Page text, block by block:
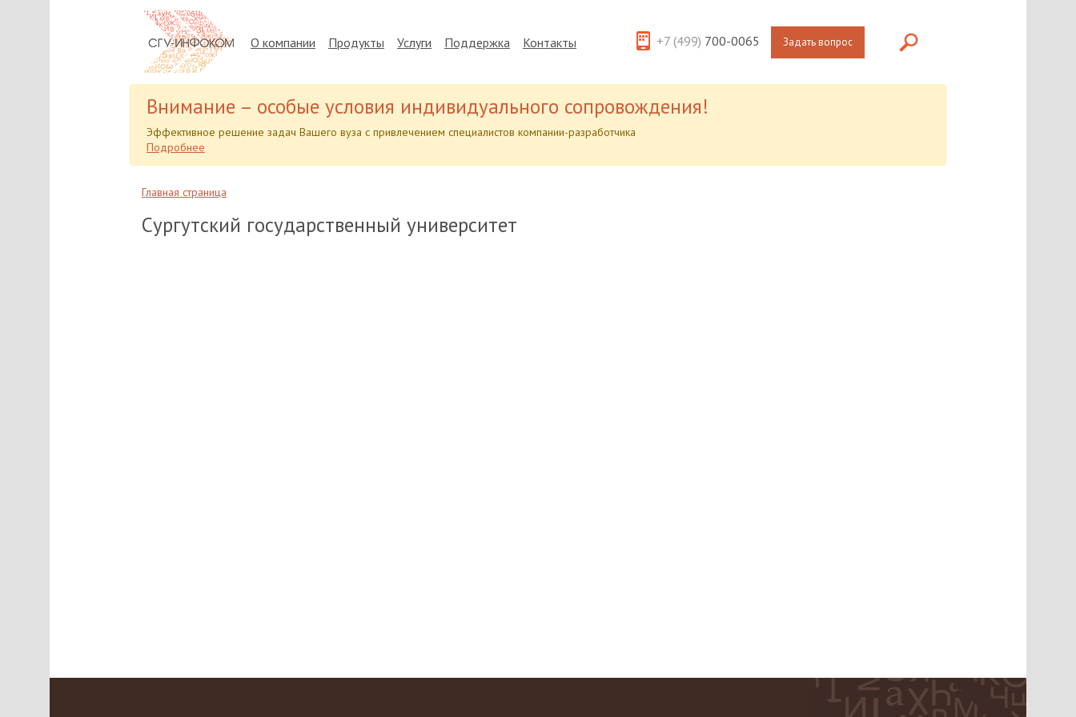
О компании Продукты Услуги Поддержка Контакты +7 (499) 700-0065 Задать вопрос
Внимание – особые условия индивидуального сопровождения!
Эффективное решение задач Вашего вуза с привлечением специалистов компании-разработчика
Подробнее
Главная страница
Сургутский государственный университет